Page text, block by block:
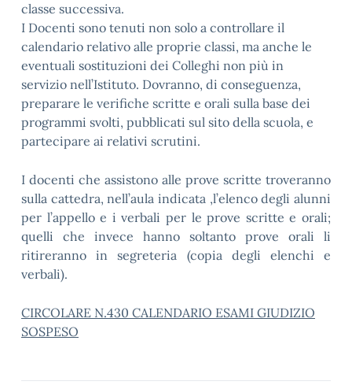
classe successiva.
I Docenti sono tenuti non solo a controllare il
calendario relativo alle proprie classi, ma anche le
eventuali sostituzioni dei Colleghi non più in
servizio nell’Istituto. Dovranno, di conseguenza,
preparare le verifiche scritte e orali sulla base dei
programmi svolti, pubblicati sul sito della scuola, e
partecipare ai relativi scrutini.
I docenti che assistono alle prove scritte troveranno
sulla cattedra, nell’aula indicata ,l’elenco degli alunni
per l’appello e i verbali per le prove scritte e orali;
quelli che invece hanno soltanto prove orali li
ritireranno in segreteria (copia degli elenchi e
verbali).
CIRCOLARE N.430 CALENDARIO ESAMI GIUDIZIO
SOSPESO